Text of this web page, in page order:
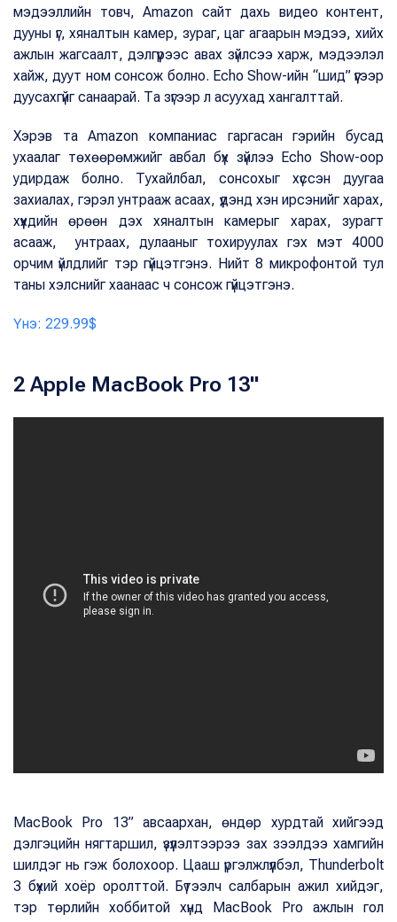
мэдээллийн товч, Amazon сайт дахь видео контент,
дууны үг, хяналтын камер, зураг, цаг агаарын мэдээ, хийх
ажлын жагсаалт, дэлгүүрээс авах зүйлсээ харж, мэдээлэл
хайж, дуут ном сонсож болно. Echo Show-ийн “шид” үүгээр
дуусахгүйг санаарай. Та зүгээр л асуухад хангалттай.
Хэрэв та Amazon компаниас гаргасан гэрийн бусад
ухаалаг төхөөрөмжийг авбал бүх зүйлээ Echo Show-оор
удирдаж болно. Тухайлбал, сонсохыг хүссэн дуугаа
захиалах, гэрэл унтрааж асаах, үүдэнд хэн ирсэнийг харах,
хүүхдийн өрөөн дэх хяналтын камерыг харах, зурагт
асааж, унтраах, дулааныг тохируулах гэх мэт 4000
орчим үйлдлийг тэр гүйцэтгэнэ. Нийт 8 микрофонтой тул
таны хэлснийг хаанаас ч сонсож гүйцэтгэнэ.
Үнэ: 229.99$
2 Apple MacBook Pro 13"
MacBook Pro 13” авсаархан, өндөр хурдтай хийгээд
дэлгэцийн нягтаршил, үзүүлэлтээрээ зах зээлдээ хамгийн
шилдэг нь гэж болохоор. Цааш үргэлжлүүлбэл, Thunderbolt
3 бүхий хоёр оролттой. Бүтээлч салбарын ажил хийдэг,
тэр төрлийн хоббитой хүнд MacBook Pro ажлын гол